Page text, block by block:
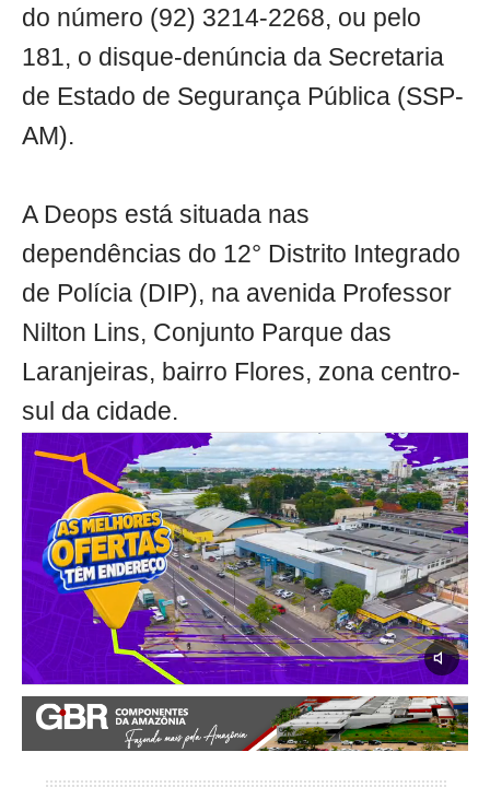
do número (92) 3214-2268, ou pelo
181, o disque-denúncia da Secretaria
de Estado de Segurança Pública (SSP-
AM).
A Deops está situada nas
dependências do 12° Distrito Integrado
de Polícia (DIP), na avenida Professor
Nilton Lins, Conjunto Parque das
Laranjeiras, bairro Flores, zona centro-
sul da cidade.